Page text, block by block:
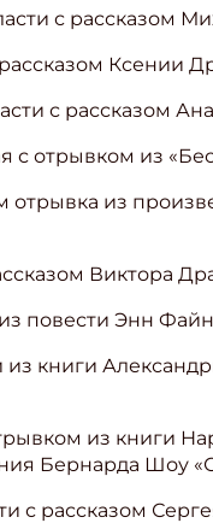
с рассказом
Ксении
с рассказом
с отрывком из
отрывка из
Виктора
повести Энн
из книги
из книги
Бернарда Шоу
с рассказом